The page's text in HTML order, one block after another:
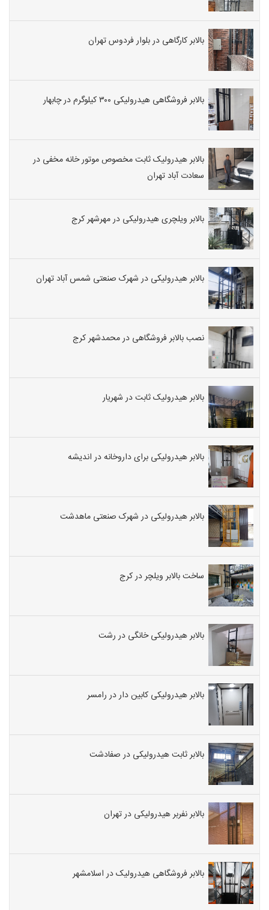
بالابر کارگاهی در بلوار فردوس تهران
بالابر فروشگاهی هیدرولیکی ۳۰۰ کیلوگرم در چابهار
بالابر هیدرولیک ثابت مخصوص موتور خانه مخفی در
سعادت آباد تهران
بالابر ویلچری هیدرولیکی در مهرشهر کرج
بالابر هیدرولیکی در شهرک صنعتی شمس آباد تهران
نصب بالابر فروشگاهی در محمدشهر کرج
بالابر هیدرولیک ثابت در شهریار
بالابر هیدرولیکی برای داروخانه در اندیشه
بالابر هیدرولیکی در شهرک صنعتی ماهدشت
ساخت بالابر ویلچر در کرج
بالابر هیدرولیکی خانگی در رشت
بالابر هیدرولیکی کابین دار در رامسر
بالابر ثابت هیدرولیکی در صفادشت
بالابر نفربر هیدرولیکی در تهران
بالابر فروشگاهی هیدرولیک در اسلامشهر